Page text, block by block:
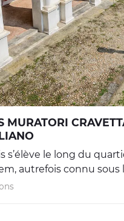
MURATORI
s’élève le long du
autrefois connu sous